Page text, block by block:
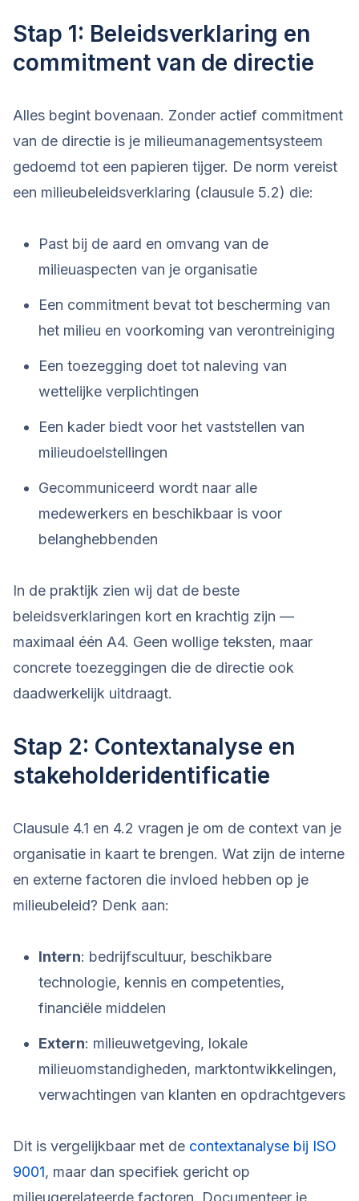
Stap 1: Beleidsverklaring en
commitment van de directie
Alles begint bovenaan. Zonder actief commitment
van de directie is je milieumanagementsysteem
gedoemd tot een papieren tijger. De norm vereist
een milieubeleidsverklaring (clausule 5.2) die:
Past bij de aard en omvang van de
milieuaspecten van je organisatie
Een commitment bevat tot bescherming van
het milieu en voorkoming van verontreiniging
Een toezegging doet tot naleving van
wettelijke verplichtingen
Een kader biedt voor het vaststellen van
milieudoelstellingen
Gecommuniceerd wordt naar alle
medewerkers en beschikbaar is voor
belanghebbenden
In de praktijk zien wij dat de beste
beleidsverklaringen kort en krachtig zijn —
maximaal één A4. Geen wollige teksten, maar
concrete toezeggingen die de directie ook
daadwerkelijk uitdraagt.
Stap 2: Contextanalyse en
stakeholderidentificatie
Clausule 4.1 en 4.2 vragen je om de context van je
organisatie in kaart te brengen. Wat zijn de interne
en externe factoren die invloed hebben op je
milieubeleid? Denk aan:
Intern: bedrijfscultuur, beschikbare
technologie, kennis en competenties,
financiële middelen
Extern: milieuwetgeving, lokale
milieuomstandigheden, marktontwikkelingen,
verwachtingen van klanten en opdrachtgevers
Dit is vergelijkbaar met de contextanalyse bij ISO
9001, maar dan specifiek gericht op
milieugerelateerde factoren. Documenteer je